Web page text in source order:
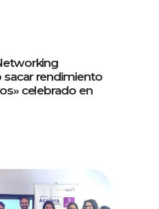
sacar rendimiento
celebrado en